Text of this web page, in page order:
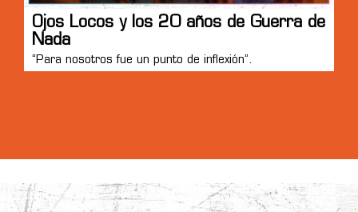
Ojos Locos y los 20 años de Guerra de
Nada
“Para nosotros fue un punto de inflexión”.